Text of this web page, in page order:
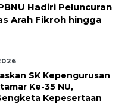
Hadiri Peluncuran
Arah Fikroh hingga
SK Kepengurusan
Ke-35 NU,
Kepesertaan